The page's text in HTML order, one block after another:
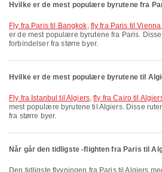
Hvilke er de mest populære byrutene fra
fly fra Paris til Bangkok, fly fra Paris til Vienna
er de mest populære byrutene fra Paris.
forbindelser fra større byer.
Hvilke er de mest populære byrutene til
fly fra Istanbul til Algiers,fly fra Cairo til
mest populære byrutene til Algiers. Disse
fra større byer.
Når går den tidligste -flighten fra Paris til
Den tidligste flyvningen fra Paris til Algiers med Transavia France har